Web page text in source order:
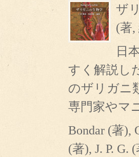
ザ
(著,
日
すく解説し
のザリガニ
専門家やマ
Bondar (著),
(著), J. P. G.